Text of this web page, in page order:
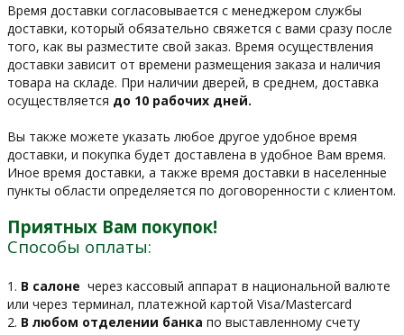
Время доставки согласовывается с менеджером службы
доставки, который обязательно свяжется с вами сразу после
того, как вы разместите свой заказ. Время осуществления
доставки зависит от времени размещения заказа и наличия
товара на складе. При наличии дверей, в среднем, доставка
осуществляется до 10 рабочих дней.
Вы также можете указать любое другое удобное время
доставки, и покупка будет доставлена в удобное Вам время.
Иное время доставки, а также время доставки в населенные
пункты области определяется по договоренности с клиентом.
Приятных Вам покупок!
Способы оплаты:
1. В салоне через кассовый аппарат в национальной валюте
или через терминал, платежной картой Visa/Mastercard
2. В любом отделении банка по выставленному счету